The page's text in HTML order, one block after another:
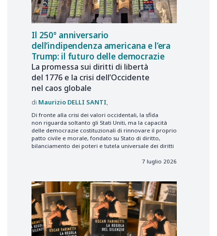
Il 250° anniversario
dell’indipendenza americana e l’era
Trump: il futuro delle democrazie
La promessa sui diritti di libertà
del 1776 e la crisi dell’Occidente
nel caos globale
Maurizio DELLI SANTI
Di fronte alla crisi dei valori occidentali, la sfida
non riguarda soltanto gli Stati Uniti, ma la capacità
delle democrazie costituzionali di rinnovare il proprio
patto civile e morale, fondato su Stato di diritto,
bilanciamento dei poteri e tutela universale dei diritti
7 luglio 2026